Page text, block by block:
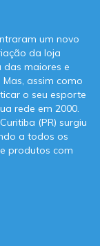
um novo
da loja
das maiores e
assim como
o seu esporte
rede em 2000.
(PR) surgiu
a todos os
produtos com